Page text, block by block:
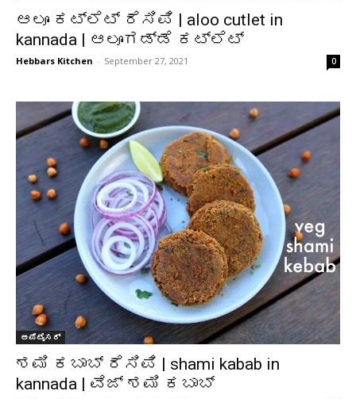
ಆಲೂ ಕಟ್ಲೆಟ್ ರೆಸಿಪಿ | aloo cutlet in
kannada | ಆಲೂಗಡ್ಡೆ ಕಟ್ಲೆಟ್
Hebbars Kitchen - September 27, 2021 0
ಅಪೆಟೈಸರ್
ಶಮಿ ಕಬಾಬ್ ರೆಸಿಪಿ | shami kabab in
kannada | ವೆಜ್ ಶಮಿ ಕಬಾಬ್